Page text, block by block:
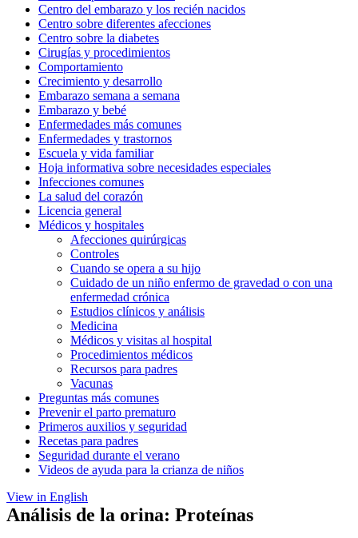
Centro del embarazo y los recién nacidos
Centro sobre diferentes afecciones
Centro sobre la diabetes
Cirugías y procedimientos
Comportamiento
Crecimiento y desarrollo
Embarazo semana a semana
Embarazo y bebé
Enfermedades más comunes
Enfermedades y trastornos
Escuela y vida familiar
Hoja informativa sobre necesidades especiales
Infecciones comunes
La salud del corazón
Licencia general
Médicos y hospitales
Afecciones quirúrgicas
Controles
Cuando se opera a su hijo
Cuidado de un niño enfermo de gravedad o con una
enfermedad crónica
Estudios clínicos y análisis
Medicina
Médicos y visitas al hospital
Procedimientos médicos
Recursos para padres
Vacunas
Preguntas más comunes
Prevenir el parto prematuro
Primeros auxilios y seguridad
Recetas para padres
Seguridad durante el verano
Videos de ayuda para la crianza de niños
View in English
Análisis de la orina: Proteínas